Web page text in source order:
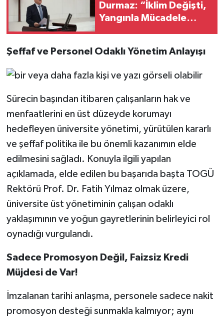
Durmaz: “İklim Değişti,
Yangınla Mücadele
Şeffaf ve Personel Odaklı Yönetim Anlayışı
Sürecin başından itibaren çalışanların hak ve
menfaatlerini en üst düzeyde korumayı
hedefleyen üniversite yönetimi, yürütülen kararlı
ve şeffaf politika ile bu önemli kazanımın elde
edilmesini sağladı. Konuyla ilgili yapılan
açıklamada, elde edilen bu başarıda başta TOGÜ
Rektörü Prof. Dr. Fatih Yılmaz olmak üzere,
üniversite üst yönetiminin çalışan odaklı
yaklaşımının ve yoğun gayretlerinin belirleyici rol
oynadığı vurgulandı.
Sadece Promosyon Değil, Faizsiz Kredi
Müjdesi de Var!
İmzalanan tarihi anlaşma, personele sadece nakit
promosyon desteği sunmakla kalmıyor; aynı